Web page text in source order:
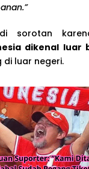
sorotan
dikenal luar
luar negeri.